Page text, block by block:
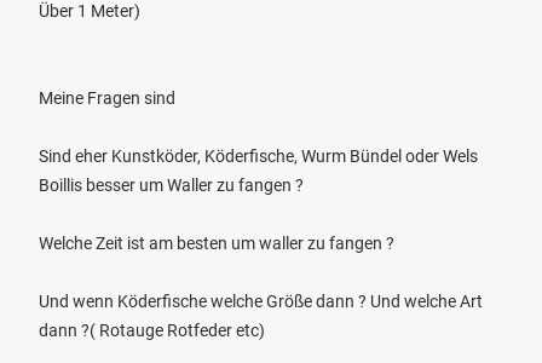
Über 1 Meter)
Meine Fragen sind
Sind eher Kunstköder, Köderfische, Wurm Bündel oder Wels
Boillis besser um Waller zu fangen ?
Welche Zeit ist am besten um waller zu fangen ?
Und wenn Köderfische welche Größe dann ? Und welche Art
dann ?( Rotauge Rotfeder etc)